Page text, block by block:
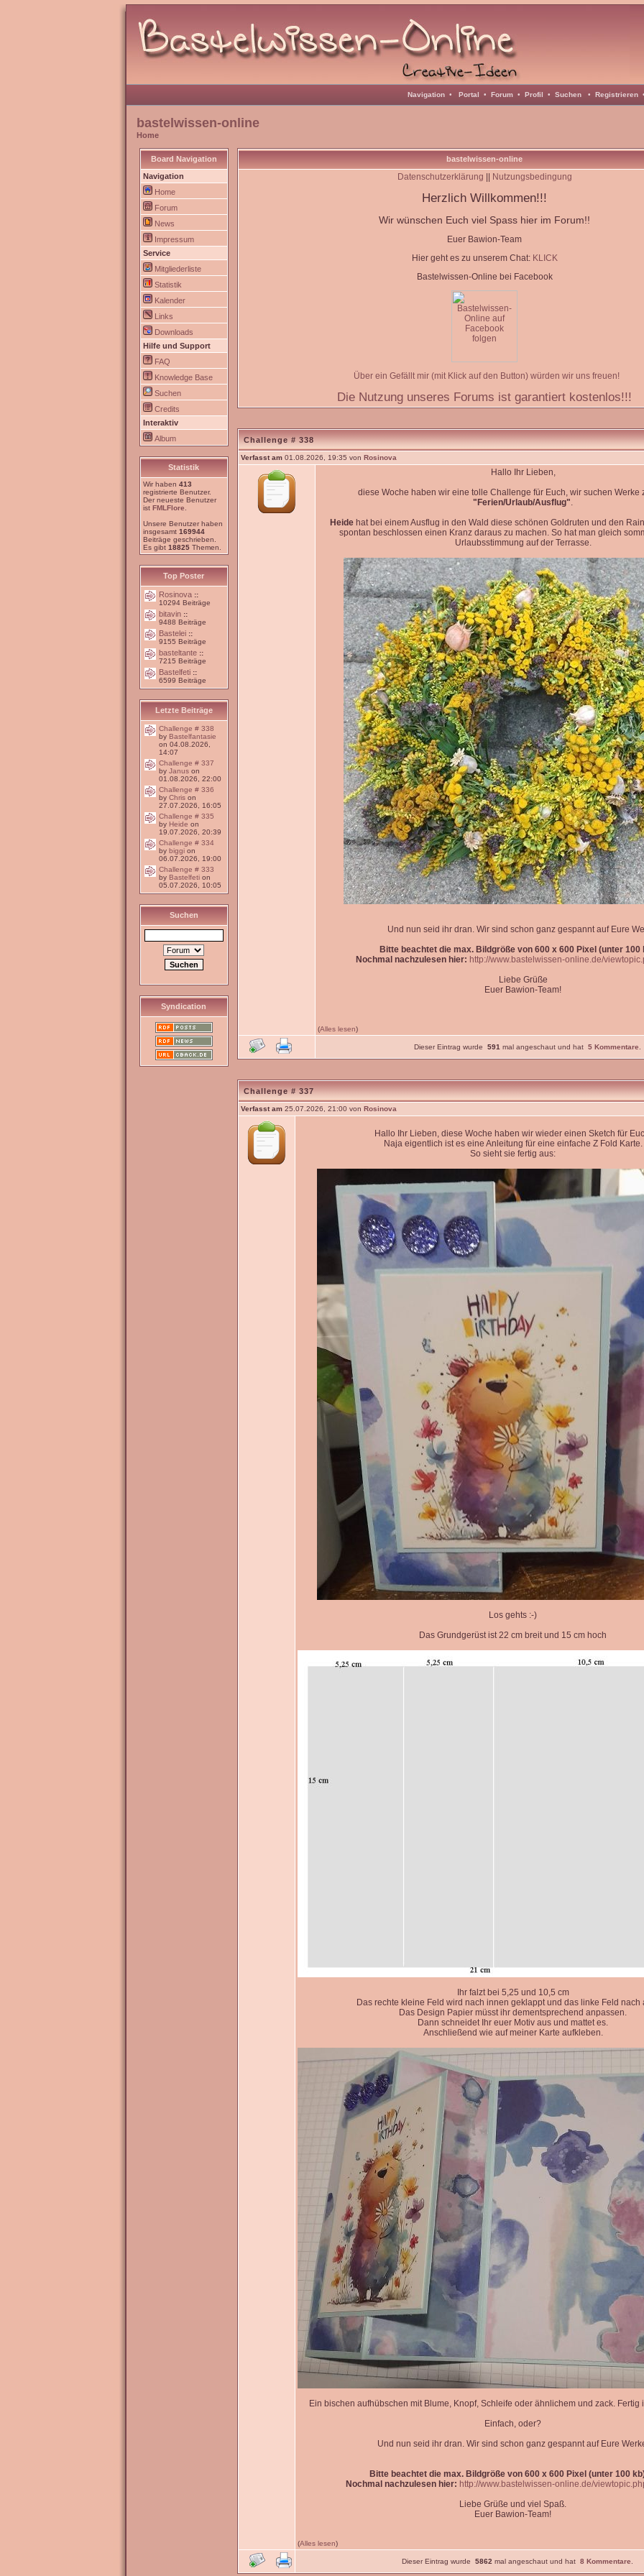
Navigation• Portal • Forum• Profil • Suchen• Registrieren
bastelwissen-online
Home
Board Navigation
Navigation
Home
Forum
News
Impressum
Service
Mitgliederliste
Statistik
Kalender
Links
Downloads
Hilfe und Support
FAQ
Knowledge Base
Suchen
Credits
Interaktiv
Album
Statistik
Wir haben 413
registrierte Benutzer.
Der neueste Benutzer
ist FMLFlore
Unsere Benutzer haben
insgesamt 169944
Beiträge geschrieben.
Es gibt 18825Themen.
Top Poster
Rosinova ::
10294 Beiträge
bitavin ::
9488 Beiträge
Bastelei ::
9155 Beiträge
basteltante ::
7215 Beiträge
Bastelfeti ::
6599 Beiträge
Letzte Beiträge
Challenge # 338
by Bastelfantasie
on 04.08.2026,
14:07
Challenge # 337
by Januson
01.08.2026, 22:00
Challenge # 336
by Chrison
27.07.2026, 16:05
Challenge # 335
by Heide on
19.07.2026, 20:39
Challenge # 334
by biggion
06.07.2026, 19:00
Challenge # 333
by Bastelfetion
05.07.2026, 10:05
Suchen
Syndication
bastelwissen-online
Datenschutzerklärung Nutzungsbedingung
Herzlich Willkommen!!!
Wir wünschen Euch viel Spass hier im Forum!!
Euer Bawion-Team
Hier geht es zu unserem Chat: KLICK
Bastelwissen-Online bei Facebook
Über ein Gefällt mir (mit Klick auf den Button) würden wir uns freuen!
Die Nutzung unseres Forums ist garantiert kostenlos!!!
Challenge # 338
Verfasst am01.08.2026, 19:35 von Rosinova
Hallo Ihr Lieben,
diese Woche haben wir eine tolle Challenge für Euch, wir suchen Werke
"Ferien/Urlaub/Ausflug".
Heide hat bei einem Ausflug in den Wald diese schönen Goldruten und den
spontan beschlossen einen Kranz daraus zu machen. So hat man gleich
Urlaubsstimmung auf der Terrasse.
Und nun seid ihr dran. Wir sind schon ganz gespannt auf Eure
Bitte beachtet die max. Bildgröße von 600 x 600 Pixel (unter 100
Nochmal nachzulesen hier: http://www.bastelwissen-online.de/
Liebe Grüße
Euer Bawion-Team!
(Alles lesen)
Dieser Eintrag wurde 591 mal angeschaut und hat 5 Kommentare
Challenge # 337
Verfasst am25.07.2026, 21:00 von Rosinova
Hallo Ihr Lieben, diese Woche haben wir wieder einen Sketch für
Naja eigentlich ist es eine Anleitung für eine einfache Z Fold Karte.
So sieht sie fertig aus:
Los gehts :-)
Das Grundgerüst ist 22 cm breit und 15 cm hoch
Ihr falzt bei 5,25 und 10,5 cm
Das rechte kleine Feld wird nach innen geklappt und das linke Feld nach
Das Design Papier müsst ihr dementsprechend anpassen.
Dann schneidet Ihr euer Motiv aus und mattet es.
Anschließend wie auf meiner Karte aufkleben.
Ein bischen aufhübschen mit Blume, Knopf, Schleife oder ähnlichem und zack. Fertig
Einfach, oder?
Und nun seid ihr dran. Wir sind schon ganz gespannt auf Eure
Bitte beachtet die max. Bildgröße von 600 x 600 Pixel (unter 100
Nochmal nachzulesen hier: http://www.bastelwissen-online.de/
Liebe Grüße und viel Spaß.
Euer Bawion-Team!
(Alles lesen)
Dieser Eintrag wurde 5862 mal angeschaut und hat 8 Kommentare